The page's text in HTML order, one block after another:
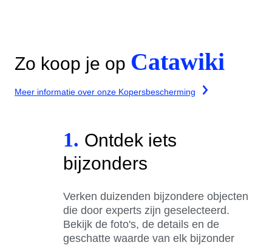
Zo koop je op Catawiki
Meer informatie over onze Kopersbescherming
1. Ontdek iets
bijzonders
Verken duizenden bijzondere objecten
die door experts zijn geselecteerd.
Bekijk de foto's, de details en de
geschatte waarde van elk bijzonder